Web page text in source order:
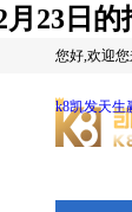
月23日
您好,欢迎您
k8凯发天生